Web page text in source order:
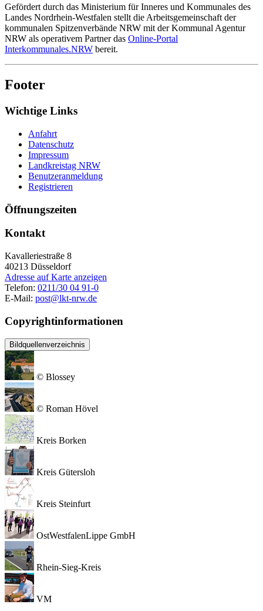
Gefördert durch das Ministerium für Inneres und Kommunales des
Landes Nordrhein-Westfalen stellt die Arbeitsgemeinschaft der
kommunalen Spitzenverbände NRW mit der Kommunal Agentur
NRW als operativem Partner das Online-Portal
Interkommunales.NRW bereit.
Footer
Wichtige Links
Anfahrt
Datenschutz
Impressum
Landkreistag NRW
Benutzeranmeldung
Registrieren
Öffnungszeiten
Kontakt
Kavalleriestraße 8
40213 Düsseldorf
Adresse auf Karte anzeigen
Telefon: 0211/30 04 91-0
E-Mail: post@lkt-nrw.de
Copyrightinformationen
Bildquellenverzeichnis
© Blossey
© Roman Hövel
Kreis Borken
Kreis Gütersloh
Kreis Steinfurt
OstWestfalenLippe GmbH
Rhein-Sieg-Kreis
VM